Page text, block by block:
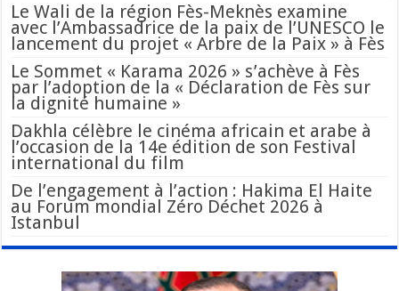
Le Wali de la région Fès-Meknès examine
avec l’Ambassadrice de la paix de l’UNESCO le
lancement du projet « Arbre de la Paix » à Fès
Le Sommet « Karama 2026 » s’achève à Fès
par l’adoption de la « Déclaration de Fès sur
la dignité humaine »
Dakhla célèbre le cinéma africain et arabe à
l’occasion de la 14e édition de son Festival
international du film
De l’engagement à l’action : Hakima El Haite
au Forum mondial Zéro Déchet 2026 à
Istanbul